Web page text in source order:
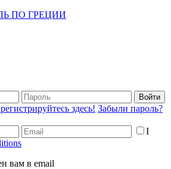
ПО ГРЕЦИИ
Войти
здесь! Забыли пароль?
I
вам в email